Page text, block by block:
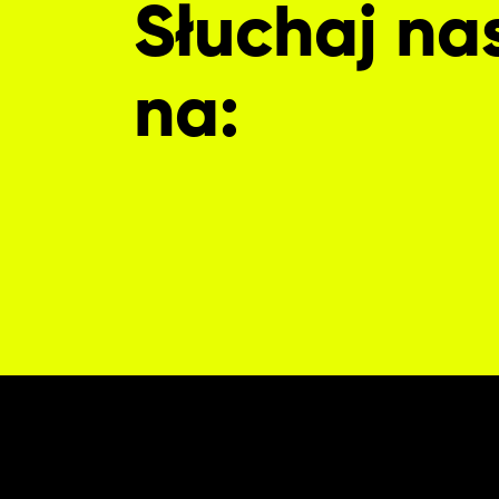
Słuchaj
na: